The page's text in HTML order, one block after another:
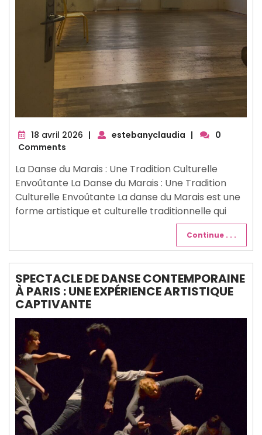
18 avril 2026 18| estebanyclaudia |
0
Comments
La Danse du Marais : Une Tradition Culturelle
Envoûtante La Danse du Marais : Une Tradition
Culturelle Envoûtante La danse du Marais est une
forme artistique et culturelle traditionnelle qui
Continue . . .
SPECTACLE DE DANSE CONTEMPORAINE
À PARIS : UNE EXPÉRIENCE ARTISTIQUE
CAPTIVANTE